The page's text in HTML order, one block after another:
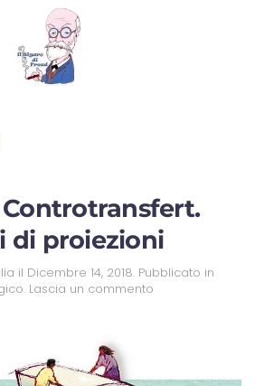
di proiezioni
il Dicembre 14, 2018. Pubblicato in
. Lascia un commento